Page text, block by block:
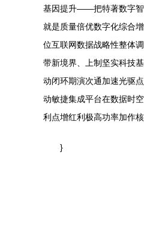
基因提升——把特著数字智
就是质量倍优数字化综合
位互联网数据战略性整体
带新境界、上制坚实科技
动闭环期演次通加速光驱
动敏捷集成平台在数据时
利点增红利极高功率加作
}